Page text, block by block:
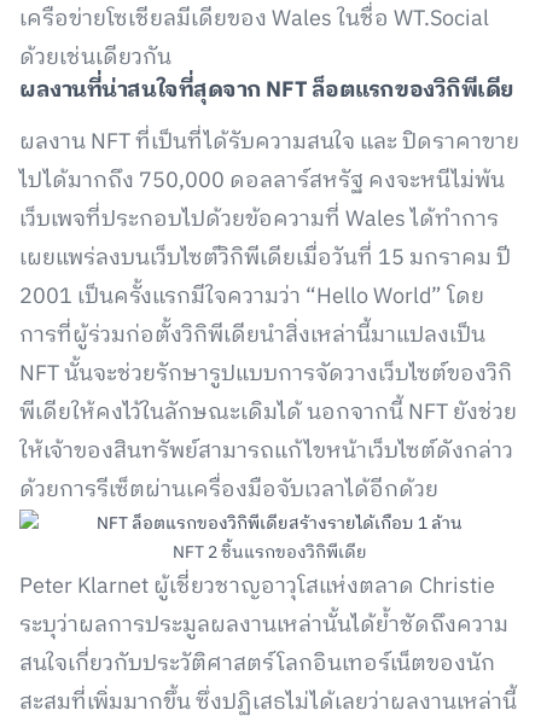
เครือข่ายโซเชียลมีเดียของ Wales ในชื่อ WT.Social
ด้วยเช่นเดียวกัน
ผลงานที่น่าสนใจที่สุดจาก NFT ล็อตแรกของวิกิพีเดีย
ผลงาน NFT ที่เป็นที่ได้รับความสนใจ และ ปิดราคาขาย
ไปได้มากถึง 750,000 ดอลลาร์สหรัฐ คงจะหนีไม่พ้น
เว็บเพจที่ประกอบไปด้วยข้อความที่ Wales ได้ทำการ
เผยแพร่ลงบนเว็บไซต์วิกิพีเดียเมื่อวันที่ 15 มกราคม ปี
2001 เป็นครั้งแรกมีใจความว่า “Hello World” โดย
การที่ผู้ร่วมก่อตั้งวิกิพีเดียนำสิ่งเหล่านี้มาแปลงเป็น
NFT นั้นจะช่วยรักษารูปแบบการจัดวางเว็บไซต์ของวิกิ
พีเดียให้คงไว้ในลักษณะเดิมได้ นอกจากนี้ NFT ยังช่วย
ให้เจ้าของสินทรัพย์สามารถแก้ไขหน้าเว็บไซต์ดังกล่าว
ด้วยการรีเซ็ตผ่านเครื่องมือจับเวลาได้อีกด้วย
NFT 2 ชิ้นแรกของวิกิพีเดีย
Peter Klarnet ผู้เชี่ยวชาญอาวุโสแห่งตลาด Christie
ระบุว่าผลการประมูลผลงานเหล่านั้นได้ย้ำชัดถึงความ
สนใจเกี่ยวกับประวัติศาสตร์โลกอินเทอร์เน็ตของนัก
สะสมที่เพิ่มมากขึ้น ซึ่งปฏิเสธไม่ได้เลยว่าผลงานเหล่านี้